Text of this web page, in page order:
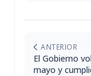
ANTERIOR
El Gobierno
mayo y